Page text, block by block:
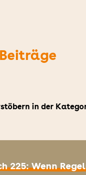
in der
225: Wenn